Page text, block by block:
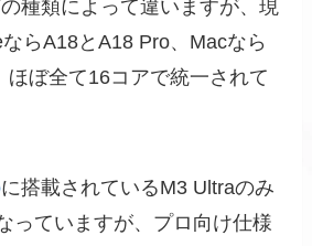
種類によって違いますが、現
らA18とA18 Pro、Macなら
ほぼ全て16コアで統一されて
に搭載されているM3 Ultraのみ
っていますが、プロ向け仕様